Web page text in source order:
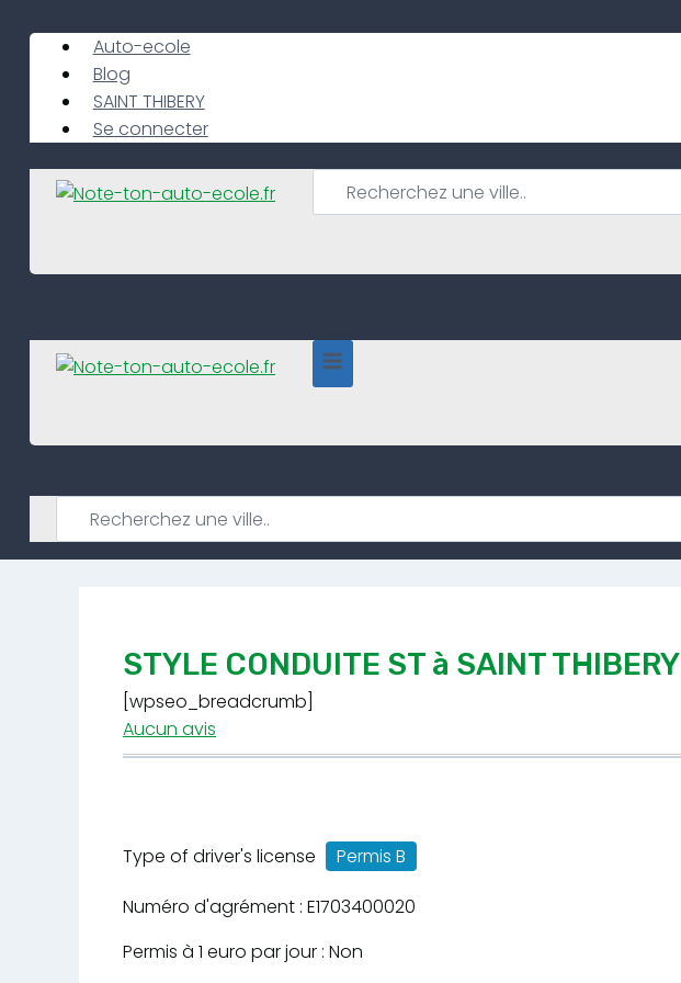
content
Auto-ecole
Blog
SAINT THIBERY
Se connecter
STYLE CONDUITE ST à SAINT THIBERY
[wpseo_breadcrumb]
Aucun avis
Type of driver's license
Permis B
Numéro d'agrément : E1703400020
Permis à 1 euro par jour : Non